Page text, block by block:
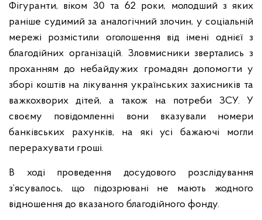
Фігуранти, віком 30 та 62 роки, молодший з яких
раніше судимий за аналогічний злочин, у соціальній
мережі розмістили оголошення від імені однієї з
благодійних організацій. Зловмисники звертались з
проханням до небайдужих громадян допомогти у
зборі коштів на лікування українських захисників та
важкохворих дітей, а також на потреби ЗСУ. У
своєму повідомленні вони вказували номери
банківських рахунків, на які усі бажаючі могли
перерахувати гроші.
В ході проведення досудового розслідування
з’ясувалось, що підозрювані не мають жодного
відношення до вказаного благодійного фонду.